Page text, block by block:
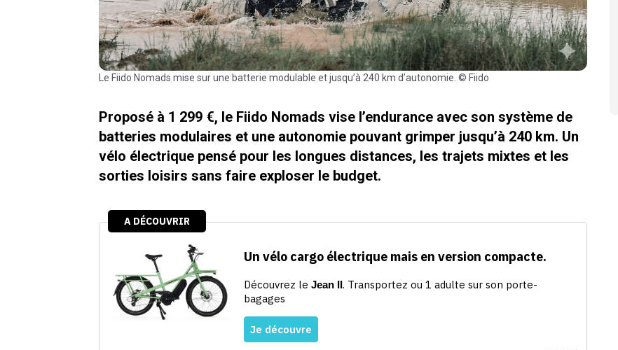
Le Fiido Nomads mise sur une batterie modulable et jusqu’à 240 km d’autonomie. © Fiido
Proposé à 1 299 €, le Fiido Nomads vise l’endurance avec son système de
batteries modulaires et une autonomie pouvant grimper jusqu’à 240 km. Un
vélo électrique pensé pour les longues distances, les trajets mixtes et les
sorties loisirs sans faire exploser le budget.